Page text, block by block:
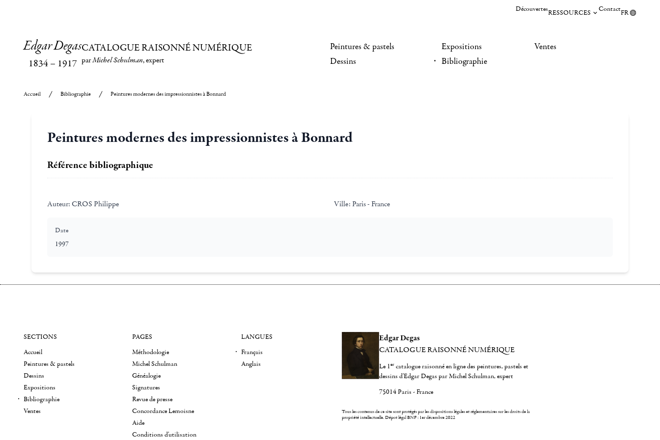
DécouvertesRESSOURCES ContactFR
Edgar Degas
1834– 1917
CATALOGUE RAISONNÉ NUMÉRIQUE
parMichel Schulman, expert
Peintures & pastels
Dessins
Expositions
Bibliographie
Ventes
Accueil Bibliographie Peintures modernes des impressionnistes à Bonnard
Peintures modernes des impressionnistes à Bonnard
Référence bibliographique
Auteur: CROS Philippe Ville: Paris - France
Date
1997
Edgar Degas
CATALOGUE RAISONNÉ NUMÉRIQUE
Le 1er catalogue raisonné en ligne des peintures, pastels et
dessins d'Edgar Degas par Michel Schulman, expert
75014 Paris - France
Tous les contenus de ce site sont protégés par les dispositions légales et réglementaires sur les droits de la
propriété intellectuelle.Dépot légal BNF : 1er décembre 2022
SECTIONS
Accueil
Peintures & pastels
Dessins
Expositions
Bibliographie
Ventes
PAGES
Méthodologie
Michel Schulman
Généalogie
Signatures
Revue de presse
Concordance Lemoisne
Aide
Conditions d'utilisation
LANGUES
Français
Anglais